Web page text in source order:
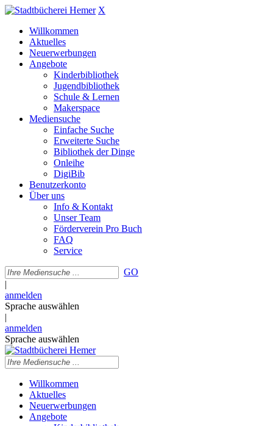
X
Willkommen
Aktuelles
Neuerwerbungen
Angebote
Kinderbibliothek
Jugendbibliothek
Schule & Lernen
Makerspace
Mediensuche
Einfache Suche
Erweiterte Suche
Bibliothek der Dinge
Onleihe
DigiBib
Benutzerkonto
Über uns
Info & Kontakt
Unser Team
Förderverein Pro Buch
FAQ
Service
GO
|
anmelden
Sprache auswählen
|
anmelden
Sprache auswählen
Willkommen
Aktuelles
Neuerwerbungen
Angebote